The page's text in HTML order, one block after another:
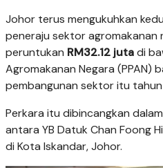
Johor terus mengukuhkan
peneraju sektor agromakanan
peruntukan RM32.12 jutadi
Agromakanan Negara (PPAN)
pembangunan sektor itu
Perkara itu dibincangkan
antara YB Datuk Chan Foong
di Kota Iskandar, Johor.